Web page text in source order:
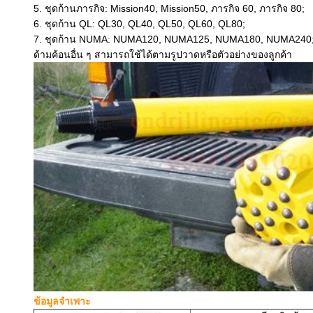
5. ชุดก้านภารกิจ: Mission40, Mission50, ภารกิจ 60, ภารกิจ 80;
6. ชุดก้าน QL: QL30, QL40, QL50, QL60, QL80;
7. ชุดก้าน NUMA: NUMA120, NUMA125, NUMA180,
ด้ามค้อนอื่น ๆ สามารถใช้ได้ตามรูปวาดหรือตัวอย่างของลูกค้า
ข้อมูลจำเพาะ